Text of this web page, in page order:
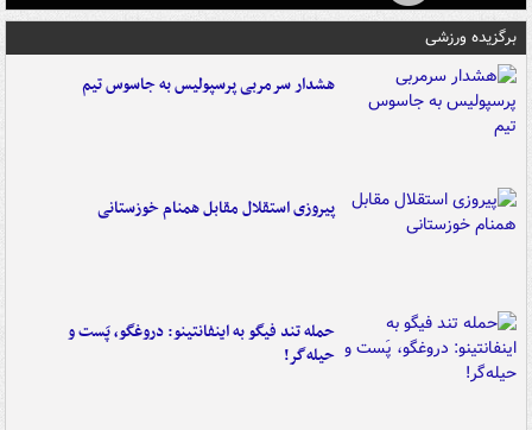
برگزیده ورزشی
هشدار سرمربی پرسپولیس به جاسوس تیم
پیروزی استقلال مقابل همنام خوزستانی
حمله تند فیگو به اینفانتینو: دروغگو، پَست‌ و
حیله‌گر!